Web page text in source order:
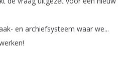
en archiefsysteem waar we...
!